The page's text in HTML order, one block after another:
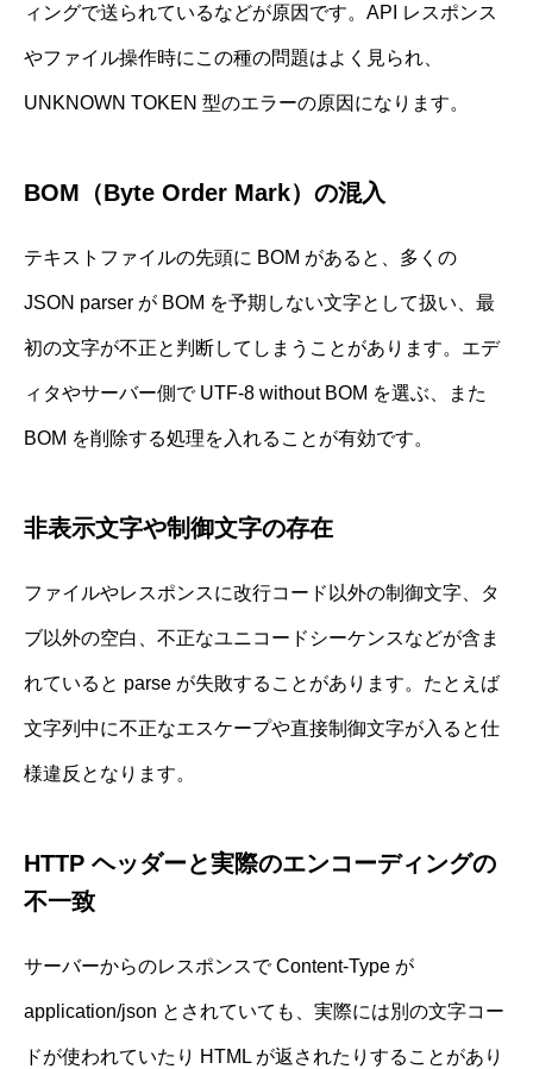
ィングで送られているなどが原因です。API レスポンス
やファイル操作時にこの種の問題はよく見られ、
UNKNOWN TOKEN 型のエラーの原因になります。
BOM（Byte Order Mark）の混入
テキストファイルの先頭に BOM があると、多くの
JSON parser が BOM を予期しない文字として扱い、最
初の文字が不正と判断してしまうことがあります。エデ
ィタやサーバー側で UTF-8 without BOM を選ぶ、また
BOM を削除する処理を入れることが有効です。
非表示文字や制御文字の存在
ファイルやレスポンスに改行コード以外の制御文字、タ
ブ以外の空白、不正なユニコードシーケンスなどが含ま
れていると parse が失敗することがあります。たとえば
文字列中に不正なエスケープや直接制御文字が入ると仕
様違反となります。
HTTP ヘッダーと実際のエンコーディングの
不一致
サーバーからのレスポンスで Content-Type が
application/json とされていても、実際には別の文字コー
ドが使われていたり HTML が返されたりすることがあり